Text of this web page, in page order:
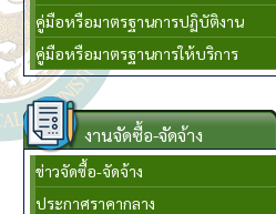
คู่มือหรือมาตรฐานการปฏิบัติงาน
คู่มือหรือมาตรฐานการให้บริการ
งานจัดซื้อ-จัดจ้าง
ข่าวจัดซื้อ-จัดจ้าง
ประกาศราคากลาง